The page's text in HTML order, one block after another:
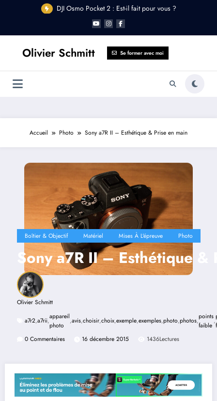
DJI Osmo Pocket 2 : Est-il fait pour vous ?
Olivier Schmitt Se former avec moi
Accueil Photo Sony a7R II – Esthétique & Prise en main
Boîtier & Objectif Matériel Mises À L'épreuve Photo
Sony a7R II – Esthétique &
Olivier Schmitt
a7r2,a7rii,
appareil
photo
,avis,choisir,choix,exemple,exemples,photo,photos,
points
faible
,
0 Commentaires
16 décembre 2015 1436Lectures